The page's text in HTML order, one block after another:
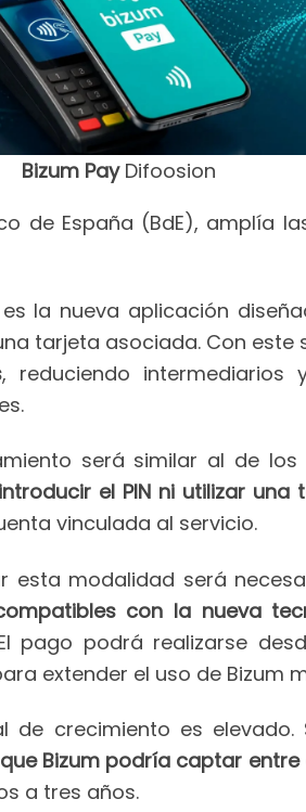
Bizum PayDifoosion
de España (BdE), amplía
es la nueva aplicación
tarjeta asociada. Con este
, reduciendo
será similar al de
el PIN ni utilizar una
vinculada al servicio.
esta modalidad será
con la nueva
pago podrá realizarse
extender el uso de Bizum
de crecimiento es
Bizum podría captar
a tres años.